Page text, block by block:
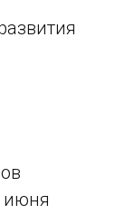
июня